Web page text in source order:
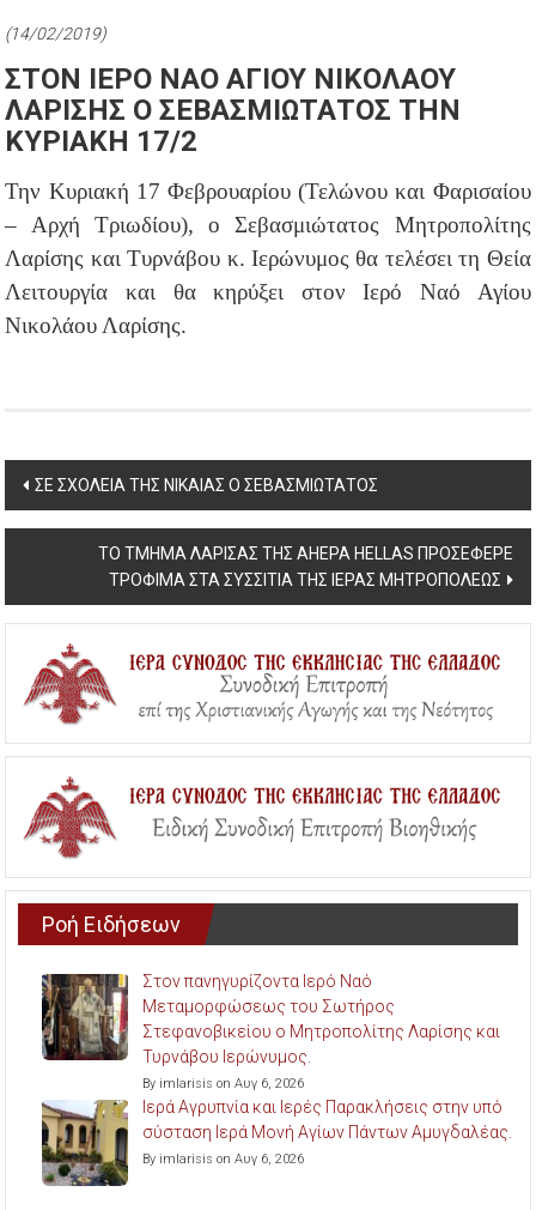
(14/02/2019)
ΣΤΟΝ ΙΕΡΟ ΝΑΟ ΑΓΙΟΥ ΝΙΚΟΛΑΟΥ
ΛΑΡΙΣΗΣ Ο ΣΕΒΑΣΜΙΩΤΑΤΟΣ ΤΗΝ
ΚΥΡΙΑΚΗ 17/2
Την Κυριακή 17 Φεβρουαρίου (Τελώνου και Φαρισαίου
– Αρχή Τριωδίου), ο Σεβασμιώτατος Μητροπολίτης
Λαρίσης και Τυρνάβου κ. Ιερώνυμος θα τελέσει τη Θεία
Λειτουργία και θα κηρύξει στον Ιερό Ναό Αγίου
Νικολάου Λαρίσης.
Post
navigation
ΣΕ ΣΧΟΛΕΙΑ ΤΗΣ ΝΙΚΑΙΑΣ Ο ΣΕΒΑΣΜΙΩΤΑΤΟΣ
ΤΟ ΤΜΗΜΑ ΛΑΡΙΣΑΣ ΤΗΣ ΑΗΕΡΑ HELLAS ΠΡΟΣΕΦΕΡΕ
ΤΡΟΦΙΜΑ ΣΤΑ ΣΥΣΣΙΤΙΑ ΤΗΣ ΙΕΡΑΣ ΜΗΤΡΟΠΟΛΕΩΣ
Ροή Ειδήσεων
Στον πανηγυρίζοντα Ιερό Ναό
Μεταμορφώσεως του Σωτήρος
Στεφανοβικείου ο Μητροπολίτης Λαρίσης και
Τυρνάβου Ιερώνυμος.
By imlarisis on Αυγ 6, 2026
Ιερά Αγρυπνία και Ιερές Παρακλήσεις στην υπό
σύσταση Ιερά Μονή Αγίων Πάντων Αμυγδαλέας.
By imlarisis on Αυγ 6, 2026